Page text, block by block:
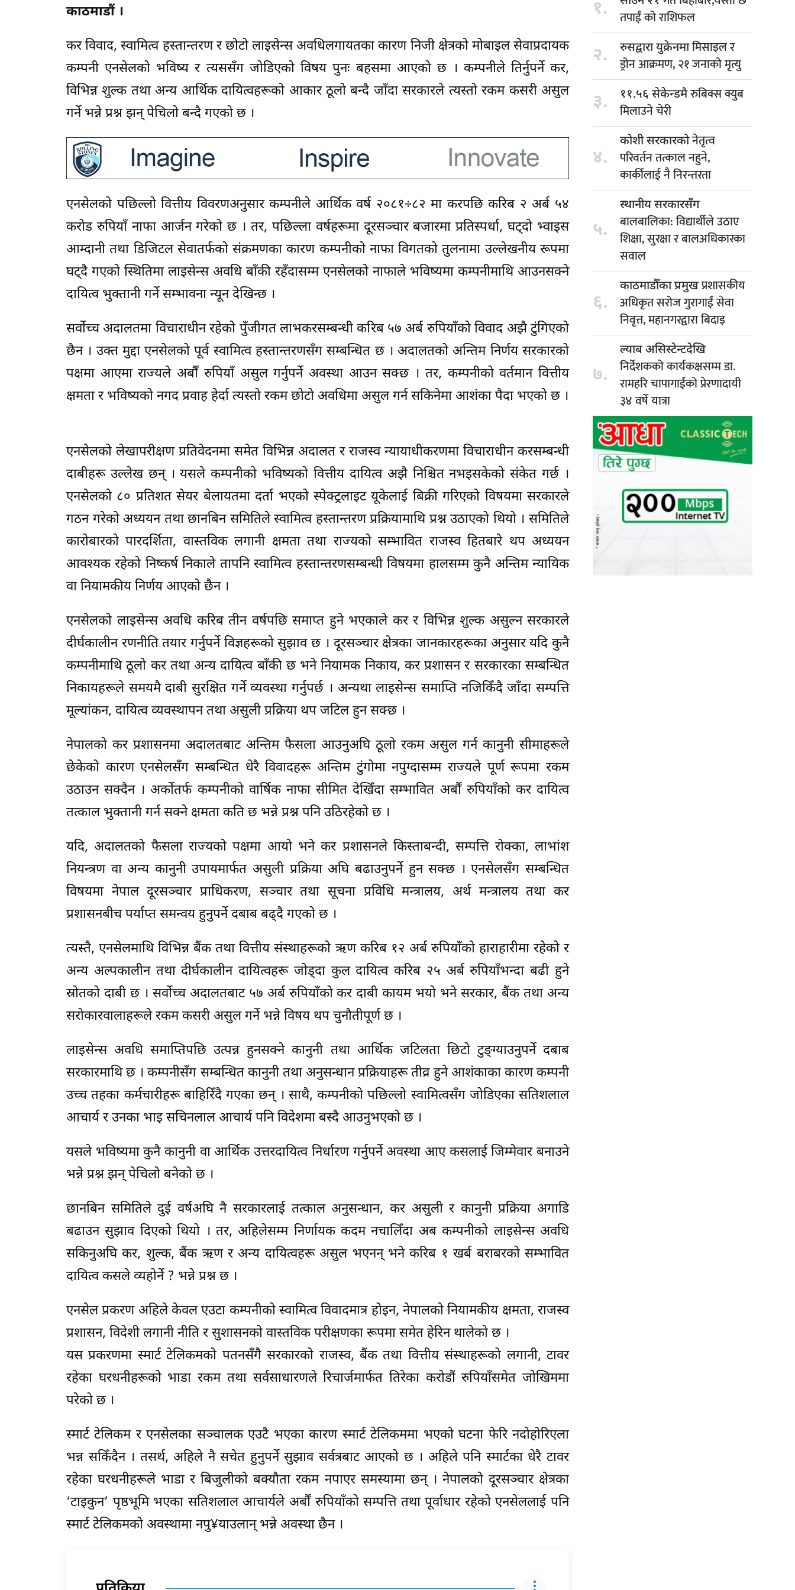
काठमाडौं ।
कर विवाद, स्वामित्व हस्तान्तरण र छोटो लाइसेन्स अवधिलगायतका कारण निजी क्षेत्रको मोबाइल सेवाप्रदायक
कम्पनी एनसेलको भविष्य र त्यससँग जोडिएको विषय पुनः बहसमा आएको छ । कम्पनीले तिर्नुपर्ने कर,
विभिन्न शुल्क तथा अन्य आर्थिक दायित्वहरूको आकार ठूलो बन्दै जाँदा सरकारले त्यस्तो रकम कसरी असुल
गर्ने भन्ने प्रश्न झन् पेचिलो बन्दै गएको छ ।
एनसेलको पछिल्लो वित्तीय विवरणअनुसार कम्पनीले आर्थिक वर्ष २०८१÷८२ मा करपछि करिब २ अर्ब ५४
करोड रुपियाँ नाफा आर्जन गरेको छ । तर, पछिल्ला वर्षहरूमा दूरसञ्चार बजारमा प्रतिस्पर्धा, घट्दो भ्वाइस
आम्दानी तथा डिजिटल सेवातर्फको संक्रमणका कारण कम्पनीको नाफा विगतको तुलनामा उल्लेखनीय रूपमा
घट्दै गएको स्थितिमा लाइसेन्स अवधि बाँकी रहँदासम्म एनसेलको नाफाले भविष्यमा कम्पनीमाथि आउनसक्ने
दायित्व भुक्तानी गर्ने सम्भावना न्यून देखिन्छ ।
सर्वोच्च अदालतमा विचाराधीन रहेको पुँजीगत लाभकरसम्बन्धी करिब ५७ अर्ब रुपियाँको विवाद अझै टुंगिएको
छैन । उक्त मुद्दा एनसेलको पूर्व स्वामित्व हस्तान्तरणसँग सम्बन्धित छ । अदालतको अन्तिम निर्णय सरकारको
पक्षमा आएमा राज्यले अर्बौं रुपियाँ असुल गर्नुपर्ने अवस्था आउन सक्छ । तर, कम्पनीको वर्तमान वित्तीय
क्षमता र भविष्यको नगद प्रवाह हेर्दा त्यस्तो रकम छोटो अवधिमा असुल गर्न सकिनेमा आशंका पैदा भएको छ ।
एनसेलको लेखापरीक्षण प्रतिवेदनमा समेत विभिन्न अदालत र राजस्व न्यायाधीकरणमा विचाराधीन करसम्बन्धी
दाबीहरू उल्लेख छन् । यसले कम्पनीको भविष्यको वित्तीय दायित्व अझै निश्चित नभइसकेको संकेत गर्छ ।
एनसेलको ८० प्रतिशत सेयर बेलायतमा दर्ता भएको स्पेक्ट्रलाइट यूकेलाई बिक्री गरिएको विषयमा सरकारले
गठन गरेको अध्ययन तथा छानबिन समितिले स्वामित्व हस्तान्तरण प्रक्रियामाथि प्रश्न उठाएको थियो । समितिले
कारोबारको पारदर्शिता, वास्तविक लगानी क्षमता तथा राज्यको सम्भावित राजस्व हितबारे थप अध्ययन
आवश्यक रहेको निष्कर्ष निकाले तापनि स्वामित्व हस्तान्तरणसम्बन्धी विषयमा हालसम्म कुनै अन्तिम न्यायिक
वा नियामकीय निर्णय आएको छैन ।
एनसेलको लाइसेन्स अवधि करिब तीन वर्षपछि समाप्त हुने भएकाले कर र विभिन्न शुल्क असुल्न सरकारले
दीर्घकालीन रणनीति तयार गर्नुपर्ने विज्ञहरूको सुझाव छ । दूरसञ्चार क्षेत्रका जानकारहरूका अनुसार यदि कुनै
कम्पनीमाथि ठूलो कर तथा अन्य दायित्व बाँकी छ भने नियामक निकाय, कर प्रशासन र सरकारका सम्बन्धित
निकायहरूले समयमै दाबी सुरक्षित गर्ने व्यवस्था गर्नुपर्छ । अन्यथा लाइसेन्स समाप्ति नजिकिँदै जाँदा सम्पत्ति
मूल्यांकन, दायित्व व्यवस्थापन तथा असुली प्रक्रिया थप जटिल हुन सक्छ ।
नेपालको कर प्रशासनमा अदालतबाट अन्तिम फैसला आउनुअघि ठूलो रकम असुल गर्न कानुनी सीमाहरूले
छेकेको कारण एनसेलसँग सम्बन्धित धेरै विवादहरू अन्तिम टुंगोमा नपुग्दासम्म राज्यले पूर्ण रूपमा रकम
उठाउन सक्दैन । अर्कोतर्फ कम्पनीको वार्षिक नाफा सीमित देखिँदा सम्भावित अर्बौं रुपियाँको कर दायित्व
तत्काल भुक्तानी गर्न सक्ने क्षमता कति छ भन्ने प्रश्न पनि उठिरहेको छ ।
यदि, अदालतको फैसला राज्यको पक्षमा आयो भने कर प्रशासनले किस्ताबन्दी, सम्पत्ति रोक्का, लाभांश
नियन्त्रण वा अन्य कानुनी उपायमार्फत असुली प्रक्रिया अघि बढाउनुपर्ने हुन सक्छ । एनसेलसँग सम्बन्धित
विषयमा नेपाल दूरसञ्चार प्राधिकरण, सञ्चार तथा सूचना प्रविधि मन्त्रालय, अर्थ मन्त्रालय तथा कर
प्रशासनबीच पर्याप्त समन्वय हुनुपर्ने दबाब बढ्दै गएको छ ।
त्यस्तै, एनसेलमाथि विभिन्न बैंक तथा वित्तीय संस्थाहरूको ऋण करिब १२ अर्ब रुपियाँको हाराहारीमा रहेको र
अन्य अल्पकालीन तथा दीर्घकालीन दायित्वहरू जोड्दा कुल दायित्व करिब २५ अर्ब रुपियाँभन्दा बढी हुने
स्रोतको दाबी छ । सर्वोच्च अदालतबाट ५७ अर्ब रुपियाँको कर दाबी कायम भयो भने सरकार, बैंक तथा अन्य
सरोकारवालाहरूले रकम कसरी असुल गर्ने भन्ने विषय थप चुनौतीपूर्ण छ ।
लाइसेन्स अवधि समाप्तिपछि उत्पन्न हुनसक्ने कानुनी तथा आर्थिक जटिलता छिटो टुङ्ग्याउनुपर्ने दबाब
सरकारमाथि छ । कम्पनीसँग सम्बन्धित कानुनी तथा अनुसन्धान प्रक्रियाहरू तीव्र हुने आशंकाका कारण कम्पनी
उच्च तहका कर्मचारीहरू बाहिरिँदै गएका छन् । साथै, कम्पनीको पछिल्लो स्वामित्वसँग जोडिएका सतिशलाल
आचार्य र उनका भाइ सचिनलाल आचार्य पनि विदेशमा बस्दै आउनुभएको छ ।
यसले भविष्यमा कुनै कानुनी वा आर्थिक उत्तरदायित्व निर्धारण गर्नुपर्ने अवस्था आए कसलाई जिम्मेवार बनाउने
भन्ने प्रश्न झन् पेचिलो बनेको छ ।
छानबिन समितिले दुई वर्षअघि नै सरकारलाई तत्काल अनुसन्धान, कर असुली र कानुनी प्रक्रिया अगाडि
बढाउन सुझाव दिएको थियो । तर, अहिलेसम्म निर्णायक कदम नचालिँदा अब कम्पनीको लाइसेन्स अवधि
सकिनुअघि कर, शुल्क, बैंक ऋण र अन्य दायित्वहरू असुल भएनन् भने करिब १ खर्ब बराबरको सम्भावित
दायित्व कसले व्यहोर्ने ? भन्ने प्रश्न छ ।
एनसेल प्रकरण अहिले केवल एउटा कम्पनीको स्वामित्व विवादमात्र होइन, नेपालको नियामकीय क्षमता, राजस्व
प्रशासन, विदेशी लगानी नीति र सुशासनको वास्तविक परीक्षणका रूपमा समेत हेरिन थालेको छ ।
यस प्रकरणमा स्मार्ट टेलिकमको पतनसँगै सरकारको राजस्व, बैंक तथा वित्तीय संस्थाहरूको लगानी, टावर
रहेका घरधनीहरूको भाडा रकम तथा सर्वसाधारणले रिचार्जमार्फत तिरेका करोडौं रुपियाँसमेत जोखिममा
परेको छ ।
स्मार्ट टेलिकम र एनसेलका सञ्चालक एउटै भएका कारण स्मार्ट टेलिकममा भएको घटना फेरि नदोहोरिएला
भन्न सकिँदैन । तसर्थ, अहिले नै सचेत हुनुपर्ने सुझाव सर्वत्रबाट आएको छ । अहिले पनि स्मार्टका धेरै टावर
रहेका घरधनीहरूले भाडा र बिजुलीको बक्यौता रकम नपाएर समस्यामा छन् । नेपालको दूरसञ्चार क्षेत्रका
‘टाइकुन’ पृष्ठभूमि भएका सतिशलाल आचार्यले अर्बौं रुपियाँको सम्पत्ति तथा पूर्वाधार रहेको एनसेललाई पनि
स्मार्ट टेलिकमको अवस्थामा नपु¥याउलान् भन्ने अवस्था छैन ।
१.
तपाईं को राशिफल
२. रुसद्वारा युक्रेनमामिसाइल र
ड्रोन आक्रमण, २१ जनाको मृत्यु
३. ११.५६ सेकेन्डमैरुबिक्स क्युब
मिलाउने चेरी
४.
कोशी सरकारकोनेतृत्व
परिवर्तन तत्काल नहुने,
कार्कीलाई नै निरन्तरता
५.
स्थानीय सरकारसँग
बालबालिका: विद्यार्थीले उठाए
शिक्षा, सुरक्षा र बालअधिकारका
सवाल
६.
काठमाडौँका प्रमुखप्रशासकीय
अधिकृत सरोज गुरागाईं सेवा
निवृत्त, महानगरद्वारा बिदाइ
७.
ल्याब असिस्टेन्टदेखि
निर्देशकको कार्यकक्षसम्म डा.
रामहरि चापागाईंको प्रेरणादायी
३४ वर्षे यात्रा